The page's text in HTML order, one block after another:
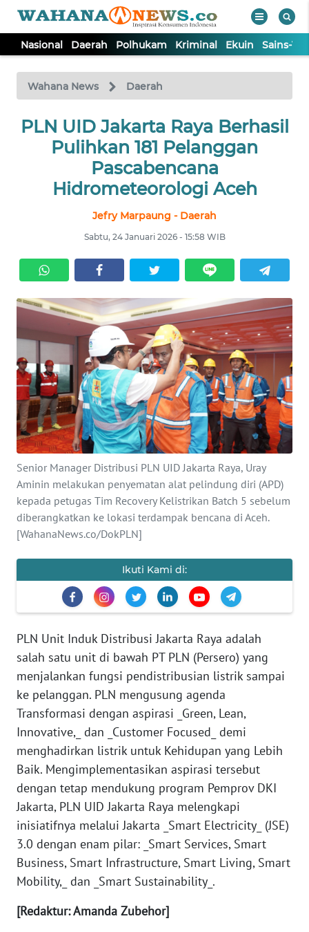
Nasional Daerah Polhukam Kriminal Ekuin Sains-
Wahana News Daerah
PLN UID Jakarta Raya Berhasil
Pulihkan 181 Pelanggan
Pascabencana
Hidrometeorologi Aceh
Jefry Marpaung - Daerah
Sabtu, 24 Januari 2026 - 15:58 WIB
Senior Manager Distribusi PLN UID Jakarta Raya, Uray
Aminin melakukan penyematan alat pelindung diri (APD)
kepada petugas Tim Recovery Kelistrikan Batch 5 sebelum
diberangkatkan ke lokasi terdampak bencana di Aceh.
[WahanaNews.co/DokPLN]
Ikuti Kami di:
PLN Unit Induk Distribusi Jakarta Raya adalah
salah satu unit di bawah PT PLN (Persero) yang
menjalankan fungsi pendistribusian listrik sampai
ke pelanggan. PLN mengusung agenda
Transformasi dengan aspirasi _Green, Lean,
Innovative,_ dan _Customer Focused_ demi
menghadirkan listrik untuk Kehidupan yang Lebih
Baik. Mengimplementasikan aspirasi tersebut
dengan tetap mendukung program Pemprov DKI
Jakarta, PLN UID Jakarta Raya melengkapi
inisiatifnya melalui Jakarta _Smart Electricity_ (JSE)
3.0 dengan enam pilar: _Smart Services, Smart
Business, Smart Infrastructure, Smart Living, Smart
Mobility,_ dan _Smart Sustainability_.
[Redaktur: Amanda Zubehor]
TV
Tutup
NASIONAL
EKUIN
SAINS-TEKNO
KESEHATAN
INTERNASIONAL
SERBA-SERBI
PENDIDIKAN
OLAHRAGA
EDITORIAL
INDEKS
BERITA
KONTAK
KAMI
INFO
IKLAN
TENTANG
KAMI
PEDOMAN
MEDIA
SIBER